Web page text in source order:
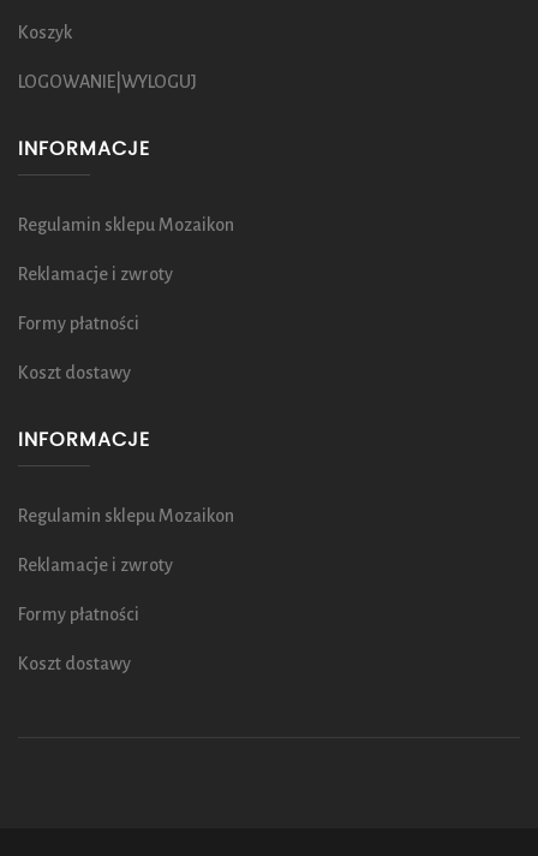
Koszyk
LOGOWANIE|WYLOGUJ
INFORMACJE
Regulamin sklepu Mozaikon
Reklamacje i zwroty
Formy płatności
Koszt dostawy
INFORMACJE
Regulamin sklepu Mozaikon
Reklamacje i zwroty
Formy płatności
Koszt dostawy